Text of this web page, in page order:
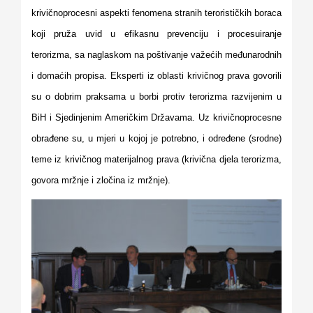
krivičnoprocesni aspekti fenomena stranih terorističkih boraca
koji pruža uvid u efikasnu prevenciju i procesuiranje
terorizma, sa naglaskom na poštivanje važećih međunarodnih
i domaćih propisa. Eksperti iz oblasti krivičnog prava govorili
su o dobrim praksama u borbi protiv terorizma razvijenim u
BiH i Sjedinjenim Američkim Državama. Uz krivičnoprocesne
obrađene su, u mjeri u kojoj je potrebno, i određene (srodne)
teme iz krivičnog materijalnog prava (krivična djela terorizma,
govora mržnje i zločina iz mržnje).